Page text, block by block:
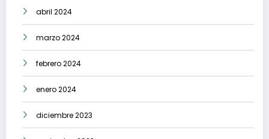
abril 2024
marzo 2024
febrero 2024
enero 2024
diciembre 2023